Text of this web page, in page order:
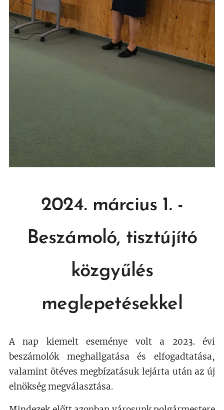
2024. március 1. -
Beszámoló, tisztújító
közgyűlés
meglepetésekkel
A nap kiemelt eseménye volt a 2023. évi
beszámolók meghallgatása és elfogadtatása,
valamint ötéves megbízatásuk lejárta után az új
elnökség megválasztása.